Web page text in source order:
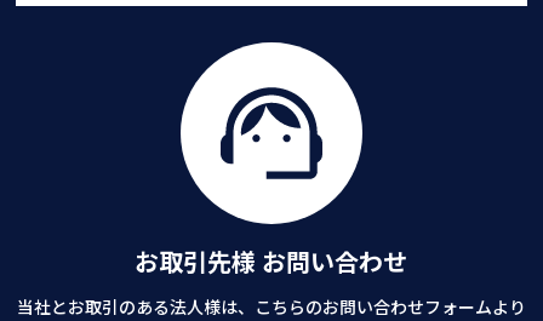
お取引先様 お問い合わせ
当社とお取引のある法人様は、こちらのお問い合わせフォームより